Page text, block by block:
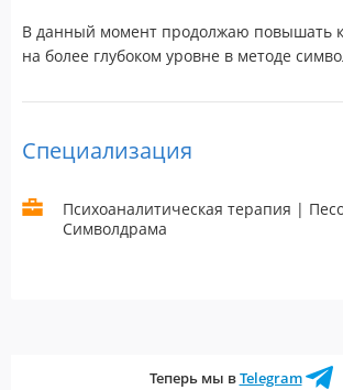
В данный момент продолжаю повышать
на более глубоком уровне в методе
Специализация
Психоаналитическая терапия |
Символдрама
Теперь мы вTelegram